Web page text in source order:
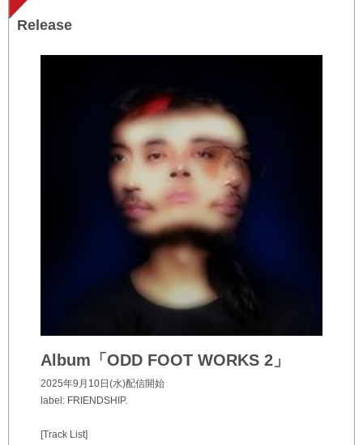
Release
Album「ODD FOOT WORKS 2」
2025年9月10日(水)配信開始
label: FRIENDSHIP.
[Track List]